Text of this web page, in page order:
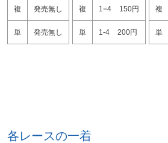
複 発売無し
単 発売無し
複 1=4 150円
単 1-4 200円
複
単
各レースの一着